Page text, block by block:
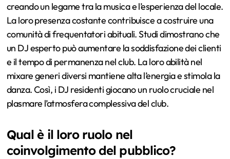
creando un legame tra la musica e l’esperienza del locale.
La loro presenza costante contribuisce a costruire una
comunità di frequentatori abituali. Studi dimostrano che
un DJ esperto può aumentare la soddisfazione dei clienti
e il tempo di permanenza nel club. La loro abilità nel
mixare generi diversi mantiene alta l’energia e stimola la
danza. Così, i DJ residenti giocano un ruolo cruciale nel
plasmare l’atmosfera complessiva del club.
Qual è il loro ruolo nel
coinvolgimento del pubblico?